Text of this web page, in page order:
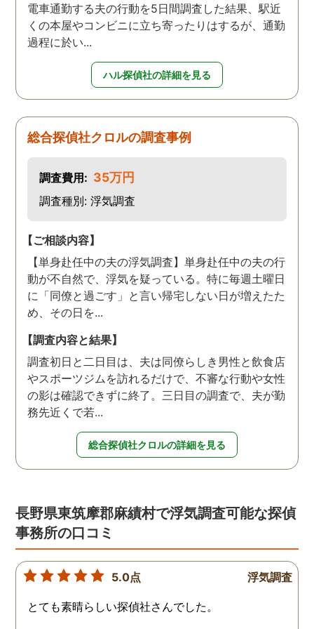
電車通勤する夫の行動を5日間調査した結果、駅近
くの本屋やコンビニに立ち寄ったりはするが、通勤
過程に於い...
ハル探偵社の詳細を見る
総合探偵社クロルの調査事例
調査費用: 35万円
調査種別: 浮気調査
【ご相談内容】
【単身赴任中の夫の浮気調査】単身赴任中の夫の行
動が不自然で、浮気を疑っている。特に毎週土曜日
に「同僚と過ごす」と言い帰宅しない日が増えたた
め、その日を...
【調査内容と結果】
調査初日と二日目は、夫は同僚らしき男性と飲食店
やスポーツジムを訪れるだけで、不審な行動や女性
の影は確認できずに終了。三日目の調査で、夫が勤
務先近くで若...
総合探偵社クロルの詳細を見る
長野県東筑摩郡麻績村で浮気調査可能な探偵
事務所の口コミ
5.0点 浮気調査
とても素晴らしい探偵社さんでした。